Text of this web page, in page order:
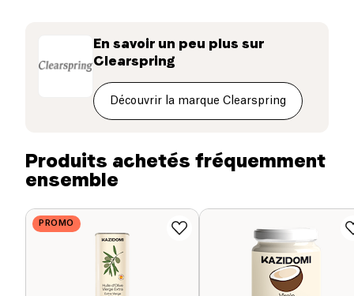
Produits achetés fréquemment
ensemble
PROMO
Sel (g)
En savoir un peu plus sur
Clearspring
Découvrir la marque Clearspring